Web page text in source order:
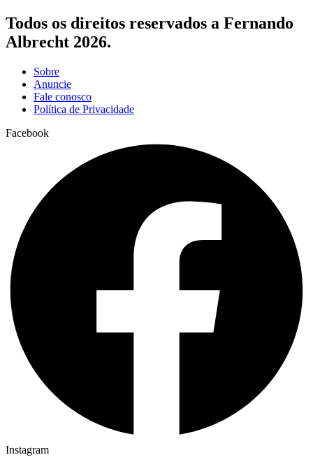
Todos os direitos reservados a Fernando
Albrecht 2026.
Sobre
Anuncie
Fale conosco
Política de Privacidade
Facebook
Instagram